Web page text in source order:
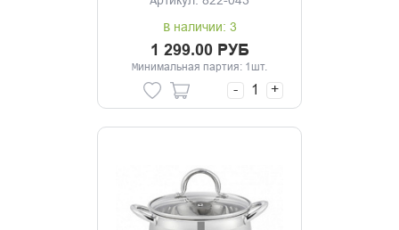
В наличии: 3
1 299.00 РУБ
Минимальная партия: 1шт.
- +